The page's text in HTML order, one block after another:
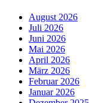
August 2026
Juli 2026
Juni 2026
Mai 2026
April 2026
März 2026
Februar 2026
Januar 2026